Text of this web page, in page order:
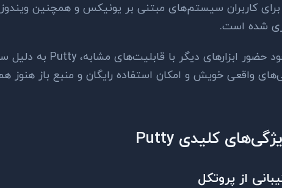
برای کاربران سیستم‌های مبتنی بر یونیکس و همچنین ویندوز
شده است.
حضور ابزارهای دیگر با قابلیت‌های مشابه،Putty به دلیل
واقعی خویش و امکان استفاده رایگان و منبع باز هنوز
کلیدی Putty
از پروتکل